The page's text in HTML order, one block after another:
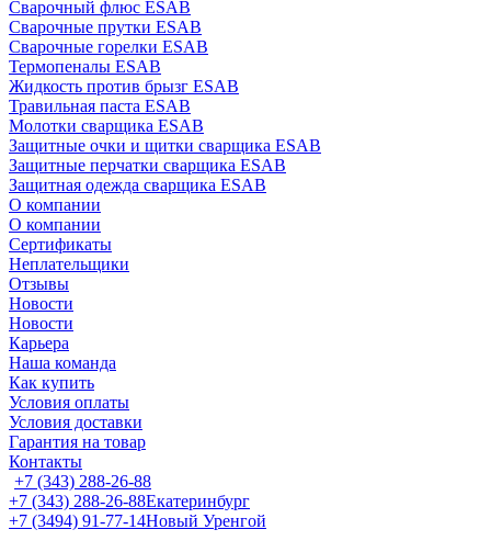
Сварочный флюс ESAB
Сварочные прутки ESAB
Сварочные горелки ESAB
Термопеналы ESAB
Жидкость против брызг ESAB
Травильная паста ESAB
Молотки сварщика ESAB
Защитные очки и щитки сварщика ESAB
Защитные перчатки сварщика ESAB
Защитная одежда сварщика ESAB
О компании
О компании
Сертификаты
Неплательщики
Отзывы
Новости
Новости
Карьера
Наша команда
Как купить
Условия оплаты
Условия доставки
Гарантия на товар
Контакты
+7 (343) 288-26-88
+7 (343) 288-26-88Екатеринбург
+7 (3494) 91-77-14Новый Уренгой